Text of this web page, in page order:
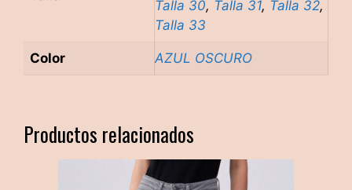
Talla 30, Talla 31, Talla 32,
Talla 33
Color AZUL OSCURO
Productos relacionados